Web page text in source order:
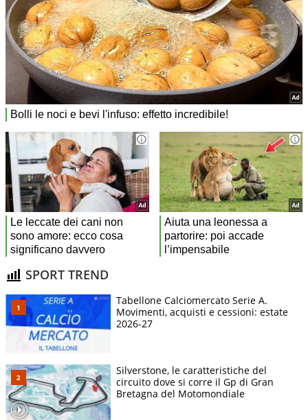
SPORT TREND
Tabellone Calciomercato Serie A.
Movimenti, acquisti e cessioni: estate
2026-27
Silverstone, le caratteristiche del
circuito dove si corre il Gp di Gran
Bretagna del Motomondiale